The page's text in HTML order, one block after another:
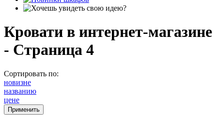
Кровати в интернет-магазине
- Страница 4
Сортировать по:
новизне
названию
цене